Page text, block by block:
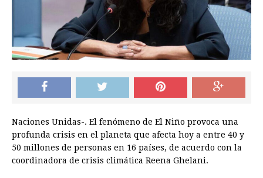
Naciones Unidas-. El fenómeno de El Niño provoca una
profunda crisis en el planeta que afecta hoy a entre 40 y
50 millones de personas en 16 países, de acuerdo con la
coordinadora de crisis climática Reena Ghelani.